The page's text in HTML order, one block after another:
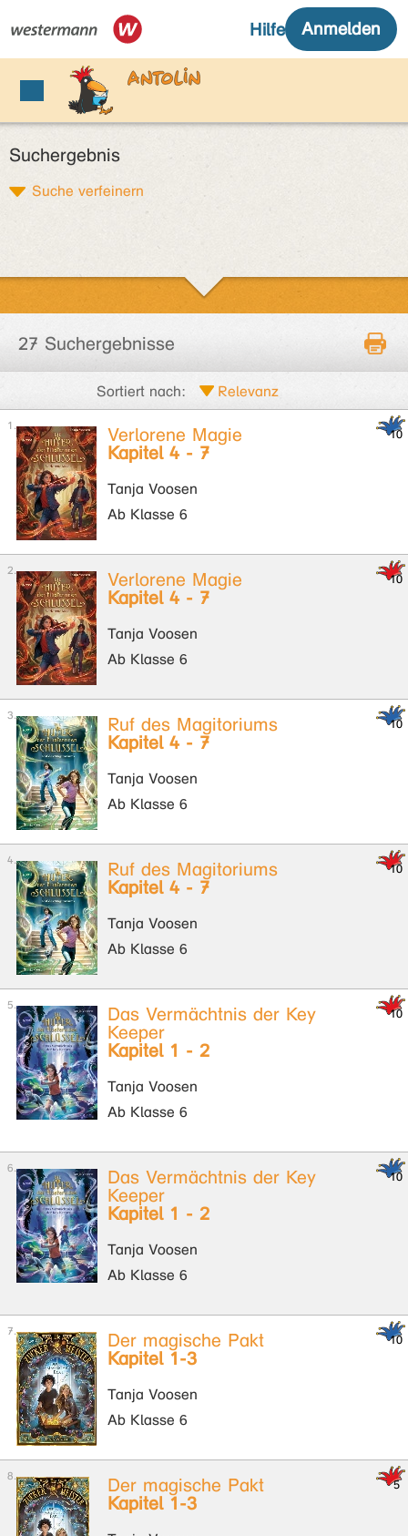
Suchergebnis
Suche verfeinern
27 Suchergebnisse
Sortiert nach:
Verlorene Magie
Kapitel 4 - 7
Tanja Voosen
Ab Klasse 6
Verlorene Magie
Kapitel 4 - 7
Tanja Voosen
Ab Klasse 6
Ruf des Magitoriums
Kapitel 4 - 7
Tanja Voosen
Ab Klasse 6
Ruf des Magitoriums
Kapitel 4 - 7
Tanja Voosen
Ab Klasse 6
Das Vermächtnis der Key
Keeper
Kapitel 1 - 2
Tanja Voosen
Ab Klasse 6
Das Vermächtnis der Key
Keeper
Kapitel 1 - 2
Tanja Voosen
Ab Klasse 6
Der magische Pakt
Kapitel 1-3
Tanja Voosen
Ab Klasse 6
Der magische Pakt
Kapitel 1-3